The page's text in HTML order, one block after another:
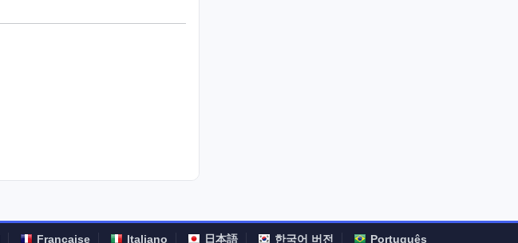
Française Italiano 日本語 한국어 버전 Português